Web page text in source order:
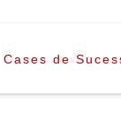
Cases de